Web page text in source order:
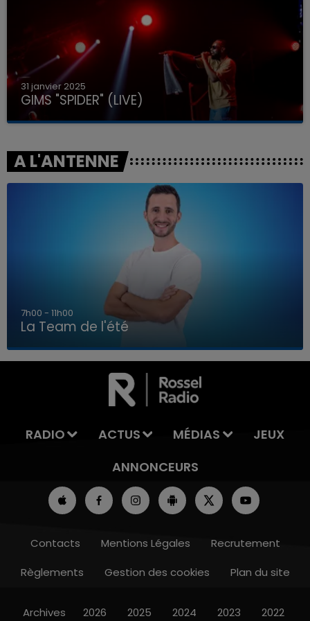
LA TEAM DE L'ÉTÉ
31 janvier 2025
GIMS "SPIDER" (LIVE)
A L'ANTENNE
7h00 - 11h00
La Team de l'été
RADIO ACTUS MÉDIAS
JEUX
ANNONCEURS
Contacts Mentions Légales
Recrutement
Règlements
Gestion des cookies Plan du site
Archives 2026 2025 2024 2023 2022